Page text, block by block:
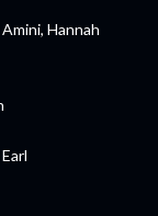
Hannah